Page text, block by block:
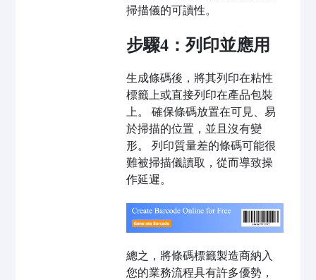
掃描儀的可讀性。
步驟4：列印並應用
生成條碼後，將其列印在粘性
標籤上或直接列印在產品包裝
上。 確保條碼放置在可見、易
於掃描的位置，並且沒有變
形。 列印質量差的條碼可能很
難被掃描儀讀取，從而導致操
作延遲。
總之，將條碼標籤製造商納入
您的業務流程具有許多優勢，